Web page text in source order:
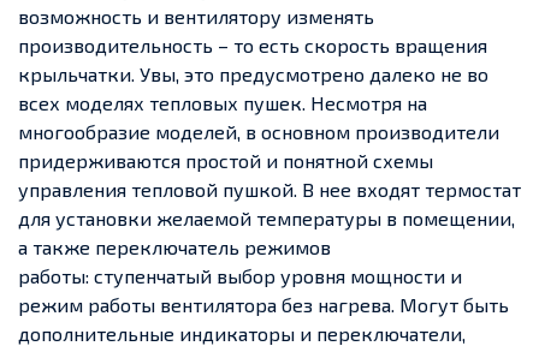
возможность и вентилятору изменять
производительность – то есть скорость вращения
крыльчатки. Увы, это предусмотрено далеко не во
всех моделях тепловых пушек. Несмотря на
многообразие моделей, в основном производители
придерживаются простой и понятной схемы
управления тепловой пушкой. В нее входят термостат
для установки желаемой температуры в помещении,
а также переключатель режимов
работы: ступенчатый выбор уровня мощности и
режим работы вентилятора без нагрева. Могут быть
дополнительные индикаторы и переключатели,